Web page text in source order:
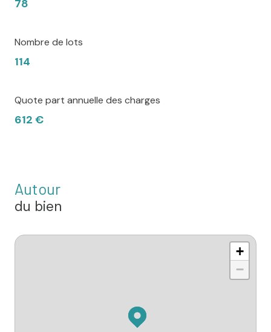
78
Nombre de lots
114
Quote part annuelle des charges
612 €
Autour
du bien
+
−